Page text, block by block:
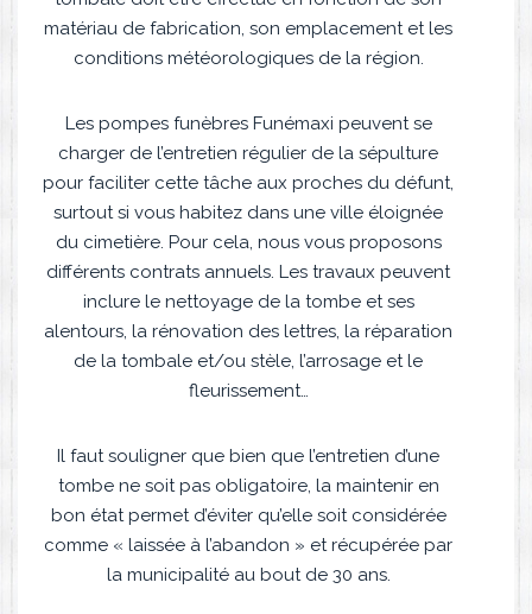
matériau de fabrication, son emplacement et les
conditions météorologiques de la région.
Les pompes funèbres Funémaxi peuvent se
charger de l’entretien régulier de la sépulture
pour faciliter cette tâche aux proches du défunt,
surtout si vous habitez dans une ville éloignée
du cimetière. Pour cela, nous vous proposons
différents contrats annuels. Les travaux peuvent
inclure le nettoyage de la tombe et ses
alentours, la rénovation des lettres, la réparation
de la tombale et/ou stèle, l’arrosage et le
fleurissement…
Il faut souligner que bien que l’entretien d’une
tombe ne soit pas obligatoire, la maintenir en
bon état permet d’éviter qu’elle soit considérée
comme « laissée à l’abandon » et récupérée par
la municipalité au bout de 30 ans.